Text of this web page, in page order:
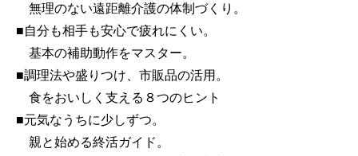
無理のない遠距離介護の体制づくり。
■自分も相手も安心で疲れにくい。
基本の補助動作をマスター。
■調理法や盛りつけ、市販品の活用。
食をおいしく支える８つのヒント
■元気なうちに少しずつ。
親と始める終活ガイド。